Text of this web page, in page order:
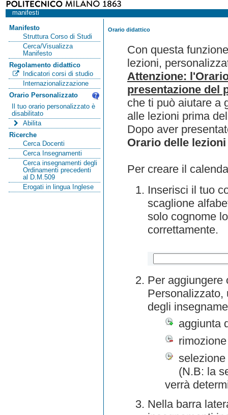
manifesti
Manifesto
Struttura Corso di Studi
Cerca/Visualizza
Manifesto
Regolamento didattico
Indicatori corsi di studio
Internazionalizzazione
Orario Personalizzato
Il tuo orario personalizzato è
disabilitato
Abilita
Ricerche
Cerca Docenti
Cerca Insegnamenti
Cerca insegnamenti degli
Ordinamenti precedenti
al D.M.509
Erogati in lingua Inglese
Orario didattico
Con questa
lezioni,
Attenzione:
presentazione del
che ti può aiutare a
alle lezioni prima
Dopo aver
Orario delle lezioni
Per creare il
Inserisci il tuo
scaglione
solo cognome
correttamente.
Per aggiungere
Personalizzato,
degli
aggiunta
(N.B: la
verrà
Nella barra